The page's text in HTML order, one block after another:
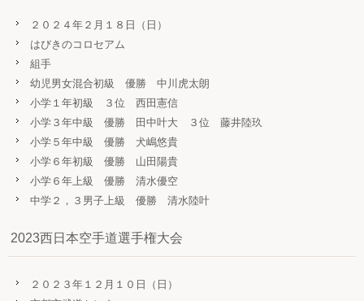
２０２４年２月１８日（日）
はびきのコロセアム
組手
幼児男女混合初級 優勝 中川虎太朗
小学１年初級 ３位 西田憲信
小学３年中級 優勝 田中叶大 ３位 藤井陸玖
小学５年中級 優勝 犬嶋悠貴
小学６年初級 優勝 山田陽貴
小学６年上級 優勝 清水優空
中学２，３男子上級 優勝 清水陸叶
2023西日本空手道選手権大会
２０２３年１２月１０日（日）